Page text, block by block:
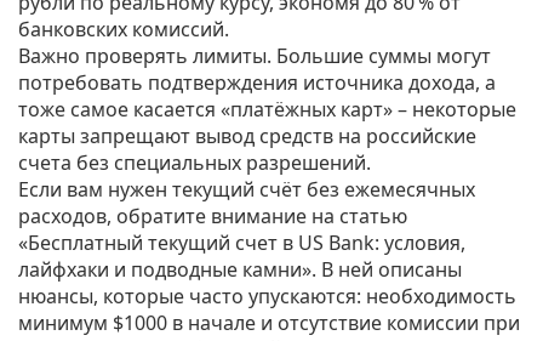
банковских комиссий.
Важно проверять лимиты. Большие суммы могут
потребовать подтверждения источника дохода, а
тоже самое касается «платёжных карт» – некоторые
карты запрещают вывод средств на российские
счета без специальных разрешений.
Если вам нужен текущий счёт без ежемесячных
расходов, обратите внимание на статью
«Бесплатный текущий счет в US Bank: условия,
лайфхаки и подводные камни». В ней описаны
нюансы, которые часто упускаются: необходимость
минимум $1000 в начале и отсутствие комиссии при